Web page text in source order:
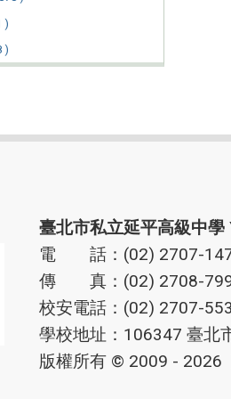
)
)
臺北市私立延平高級中學
電 話：(02) 2707-
傳 真：(02) 2708-
校安電話：(02) 2707-
學校地址：106347 臺北
版權所有 © 2009 - 2026